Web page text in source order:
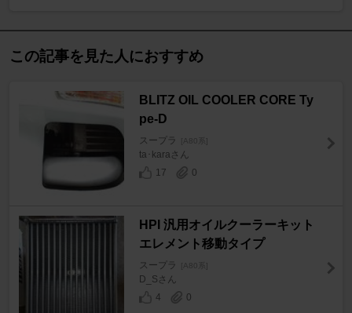
この記事を見た人におすすめ
BLITZ OIL COOLER CORE Ty
pe-D
スープラ [A80系]
ta･karaさん
17
0
HPI 汎用オイルクーラーキット
エレメント移動タイプ
スープラ [A80系]
D_Sさん
4
0